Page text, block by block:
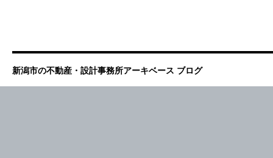
新潟市の不動産・設計事務所アーキベース ブログ